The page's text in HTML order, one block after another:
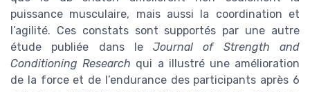
étude publiée dans leJournal of Strength and
Conditioning Research
qui a illustré une amélioration
de la force et de l’endurance des participants après 6
semaines d’entraînement intégrant des db snatches.
En mesurant les performances sur des box jumps
et